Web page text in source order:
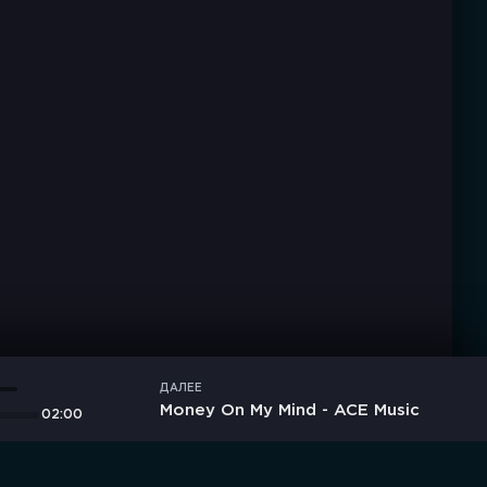
02:00
ДАЛЕЕ
Money On My Mind - ACE Music